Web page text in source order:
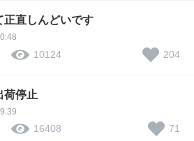
正直しんどいです
10124 204
荷停止
16408 71